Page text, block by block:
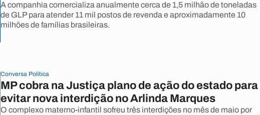
A companhia comercializa anualmente cerca de 1,5 milhão de toneladas
de GLP para atender 11 mil postos de revenda e aproximadamente 10
milhões de famílias brasileiras.
Conversa Política
MP cobra na Justiça plano de ação do estado para
evitar nova interdição no Arlinda Marques
O complexo materno-infantil sofreu três interdições no mês de maio por